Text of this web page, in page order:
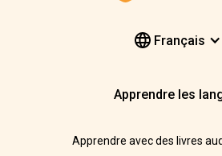
Français
Apprendre les
Apprendre avec des livres